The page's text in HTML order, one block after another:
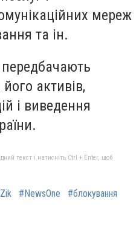
мереж
та ін.
передбачають
активів,
і виведення
текст і натисніть Ctrl + Enter, щоб
#NewsOne
#блокування